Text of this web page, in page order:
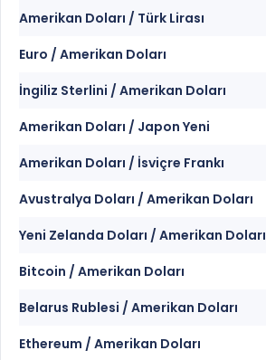
Amerikan Doları / Türk Lirası
Euro / Amerikan Doları
İngiliz Sterlini / Amerikan Doları
Amerikan Doları / Japon Yeni
Amerikan Doları / İsviçre Frankı
Avustralya Doları / Amerikan Doları
Yeni Zelanda Doları / Amerikan Doları
Bitcoin / Amerikan Doları
Belarus Rublesi / Amerikan Doları
Ethereum / Amerikan Doları